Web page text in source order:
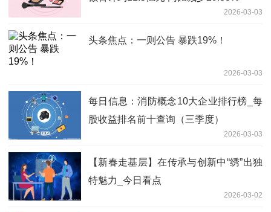
2026-03-03
头条焦点：一则公告 暴跌19%！
2026-03-03
每日信息：消防概念10大企业排行榜_每
股收益排名前十查询（三季度）
2026-03-03
【新春走基层】在传承与创新中“绣”出独
特魅力_今日看点
2026-03-02